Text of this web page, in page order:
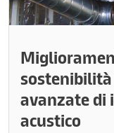
avanzate di
acustico